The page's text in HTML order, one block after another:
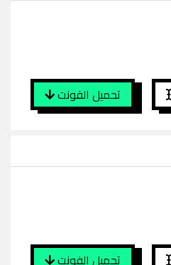
تحميل الفونت
تحميل الفونت